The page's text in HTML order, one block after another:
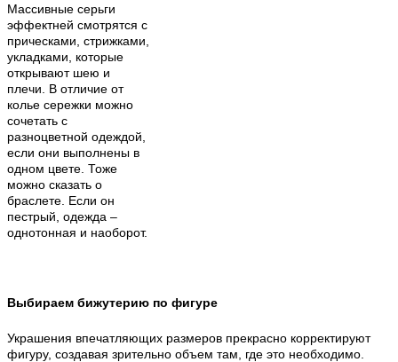
Массивные серьги
эффектней смотрятся с
прическами, стрижками,
укладками, которые
открывают шею и
плечи. В отличие от
колье сережки можно
сочетать с
разноцветной одеждой,
если они выполнены в
одном цвете. Тоже
можно сказать о
браслете. Если он
пестрый, одежда –
однотонная и наоборот.
Выбираем бижутерию по фигуре
Украшения впечатляющих размеров прекрасно корректируют
фигуру, создавая зрительно объем там, где это необходимо.